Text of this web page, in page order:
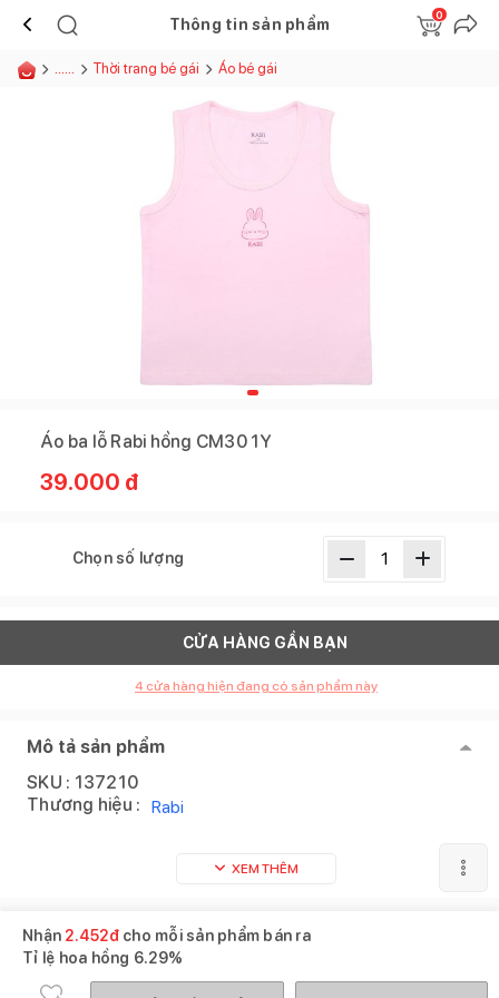
Thông tin sản phẩm
0
...... Thời trang bé gái Áo bé gái
Áo ba lỗ Rabi hồng CM30 1Y
39.000 đ
Chọn số lượng
CỬA HÀNG GẦN BẠN
4 cửa hàng hiện đang có sản phẩm này
Mô tả sản phẩm
SKU : 137210
Thương hiệu : Rabi
XEM THÊM
Sản phẩm tương tự
Nhận 2.452đcho mỗi sản phẩm bán ra
Tỉ lệ hoa hồng 6.29%